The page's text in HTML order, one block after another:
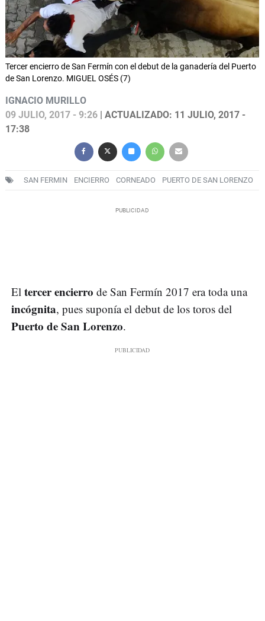
Tercer encierro de San Fermín con el debut de la ganadería del Puerto
de San Lorenzo. MIGUEL OSÉS (7)
IGNACIO MURILLO
09 JULIO, 2017 - 9:26 | ACTUALIZADO: 11 JULIO, 2017 -
17:38
SAN FERMIN ENCIERRO CORNEADO PUERTO DE SAN LORENZO
El tercer encierro de San Fermín 2017 era toda una
incógnita, pues suponía el debut de los toros del
Puerto de San Lorenzo.